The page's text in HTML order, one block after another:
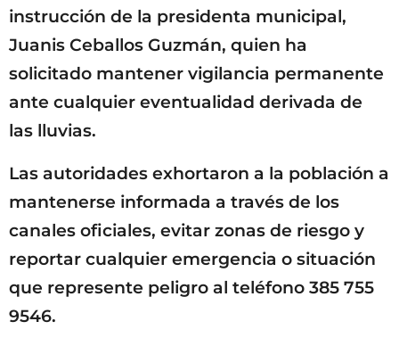
instrucción de la presidenta municipal,
Juanis Ceballos Guzmán, quien ha
solicitado mantener vigilancia permanente
ante cualquier eventualidad derivada de
las lluvias.
Las autoridades exhortaron a la población a
mantenerse informada a través de los
canales oficiales, evitar zonas de riesgo y
reportar cualquier emergencia o situación
que represente peligro al teléfono 385 755
9546.